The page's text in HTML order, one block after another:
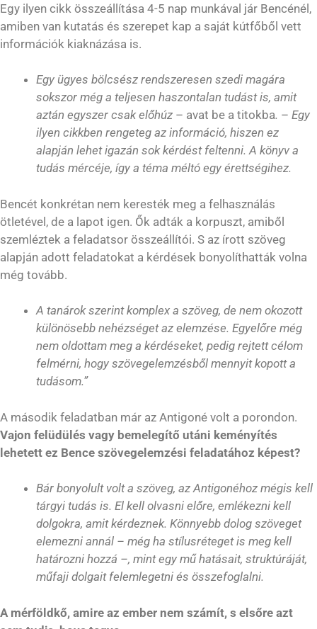
Egy ilyen cikk összeállítása 4-5 nap munkával jár Bencénél,
amiben van kutatás és szerepet kap a saját kútfőből vett
információk kiaknázása is.
Egy ügyes bölcsész rendszeresen szedi magára
sokszor még a teljesen haszontalan tudást is, amit
aztán egyszer csak előhúz – avat be a titokba. – Egy
ilyen cikkben rengeteg az információ, hiszen ez
alapján lehet igazán sok kérdést feltenni. A könyv a
tudás mércéje, így a téma méltó egy érettségihez.
Bencét konkrétan nem keresték meg a felhasználás
ötletével, de a lapot igen. Ők adták a korpuszt, amiből
szemléztek a feladatsor összeállítói. S az írott szöveg
alapján adott feladatokat a kérdések bonyolíthatták volna
még tovább.
A tanárok szerint komplex a szöveg, de nem okozott
különösebb nehézséget az elemzése. Egyelőre még
nem oldottam meg a kérdéseket, pedig rejtett célom
felmérni, hogy szövegelemzésből mennyit kopott a
tudásom.”
A második feladatban már az Antigoné volt a porondon.
Vajon felüdülés vagy bemelegítő utáni keményítés
lehetett ez Bence szövegelemzési feladatához képest?
Bár bonyolult volt a szöveg, az Antigonéhoz mégis kell
tárgyi tudás is. El kell olvasni előre, emlékezni kell
dolgokra, amit kérdeznek. Könnyebb dolog szöveget
elemezni annál – még ha stílusréteget is meg kell
határozni hozzá –, mint egy mű hatásait, struktúráját,
műfaji dolgait felemlegetni és összefoglalni.
A mérföldkő, amire az ember nem számít, s elsőre azt